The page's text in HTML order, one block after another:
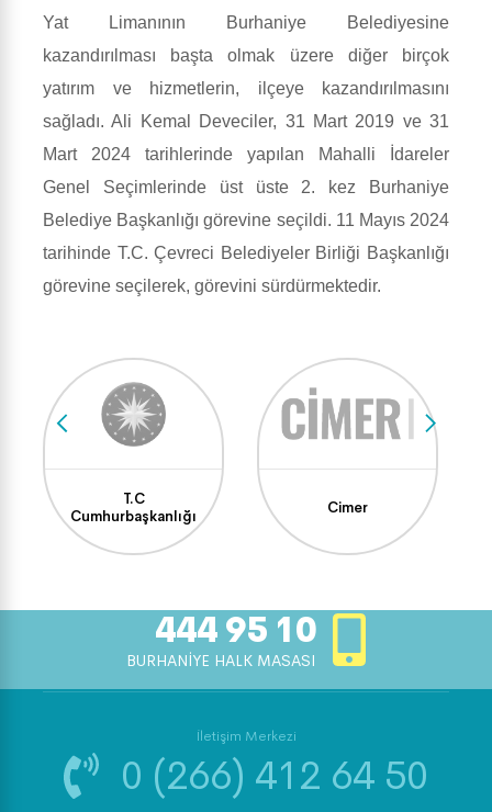
Yat Limanının Burhaniye Belediyesine
kazandırılması başta olmak üzere diğer birçok
yatırım ve hizmetlerin, ilçeye kazandırılmasını
sağladı. Ali Kemal Deveciler, 31 Mart 2019 ve 31
Mart 2024 tarihlerinde yapılan Mahalli İdareler
Genel Seçimlerinde üst üste 2. kez Burhaniye
Belediye Başkanlığı görevine seçildi. 11 Mayıs 2024
tarihinde T.C. Çevreci Belediyeler Birliği Başkanlığı
görevine seçilerek, görevini sürdürmektedir.
T.C
Cumhurbaşkanlığı
Cimer
444 95 10
BURHANİYE HALK MASASI
İletişim Merkezi
0 (266) 412 64 50